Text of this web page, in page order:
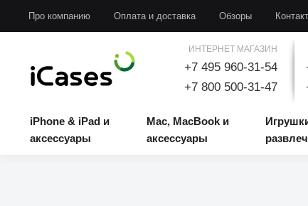
Про компанию Оплата и доставка Обзоры
ИНТЕРНЕТ МАГАЗИН
+7 495 960-31-54
+7 800 500-31-47
iPhone & iPad и
аксессуары
Mac, MacBook и
аксессуары